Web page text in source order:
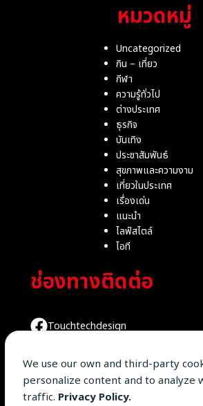
หมวดหมู่
Uncategorized
กิน – เที่ยว
กีฬา
ความรู้ทั่วไป
ต่างประเทศ
ธุรกิจ
บันเทิง
ประชาสัมพันธ์
สุขภาพและความงาม
เที่ยวในประเทศ
เรื่องเด่น
แนะนำ
ไลฟ์สไตล์
ไอที
ช่องทางติดต่อ
Touchtechdesign
@byttd
We use our own and third-party
personalize content and to analyze
traffic. Privacy Policy.